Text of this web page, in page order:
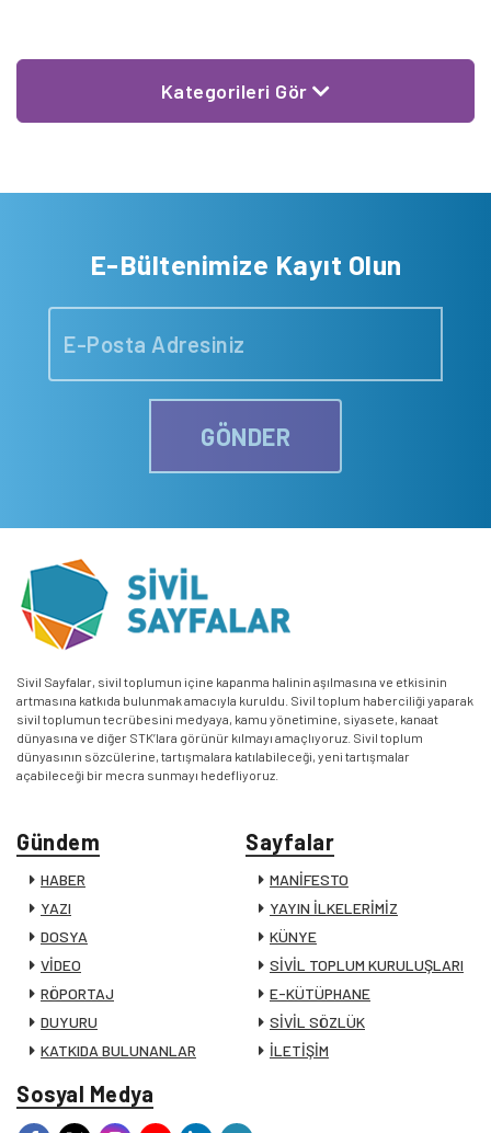
Kategorileri Gör
E-Bültenimize Kayıt Olun
GÖNDER
Sivil Sayfalar, sivil toplumun içine kapanma halinin aşılmasına ve etkisinin
artmasına katkıda bulunmak amacıyla kuruldu. Sivil toplum haberciliği yaparak
sivil toplumun tecrübesini medyaya, kamu yönetimine, siyasete, kanaat
dünyasına ve diğer STK’lara görünür kılmayı amaçlıyoruz. Sivil toplum
dünyasının sözcülerine, tartışmalara katılabileceği, yeni tartışmalar
açabileceği bir mecra sunmayı hedefliyoruz.
Gündem
HABER
YAZI
DOSYA
VİDEO
RÖPORTAJ
DUYURU
KATKIDA BULUNANLAR
Sayfalar
MANİFESTO
YAYIN İLKELERİMİZ
KÜNYE
SİVİL TOPLUM KURULUŞLARI
E-KÜTÜPHANE
SİVİL SÖZLÜK
İLETİŞİM
Sosyal Medya